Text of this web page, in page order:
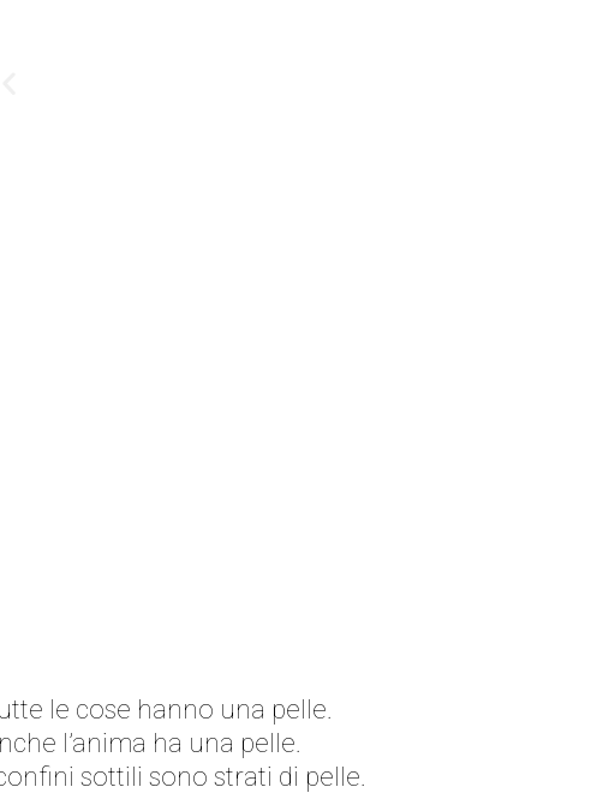
le cose hanno una pelle.
l’anima ha una pelle.
sottili sono strati di pelle.